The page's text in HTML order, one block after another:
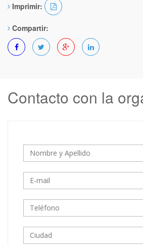
Imprimir:
Compartir:
Contacto con la